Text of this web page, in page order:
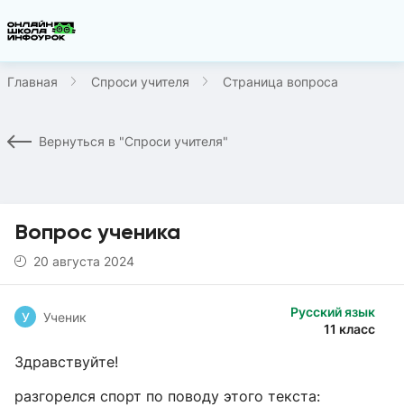
Главная Спроси учителя Страница вопроса
Вернуться в "Спроси учителя"
Вопрос ученика
20 августа 2024
Русский язык
11 класс
У Ученик
Здравствуйте!
разгорелся спорт по поводу этого текста: